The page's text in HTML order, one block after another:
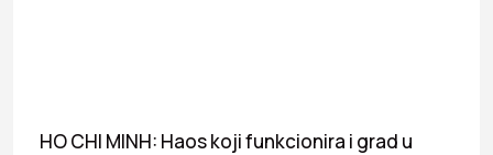
HO CHI MINH: Haos koji funkcionira i grad u